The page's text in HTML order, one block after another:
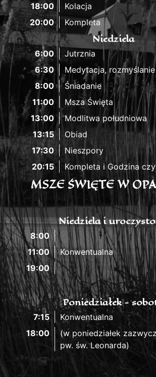
18:00
Kolacja
20:00
Kompleta
Niedziela
6:00
Jutrznia
6:30
Medytacja, rozmyślanie
8:00
Śniadanie
11:00
Msza Święta
13:00
Modlitwa południowa
13:15
Obiad
17:30
Nieszpory
20:15
Kompleta i Godzina
MSZE ŚWIĘTE W
Niedziela i
8:00
11:00
Konwentualna
19:00
Poniedziałek -
7:15
Konwentualna
18:00
(w poniedziałek
pw. św. Leonarda)